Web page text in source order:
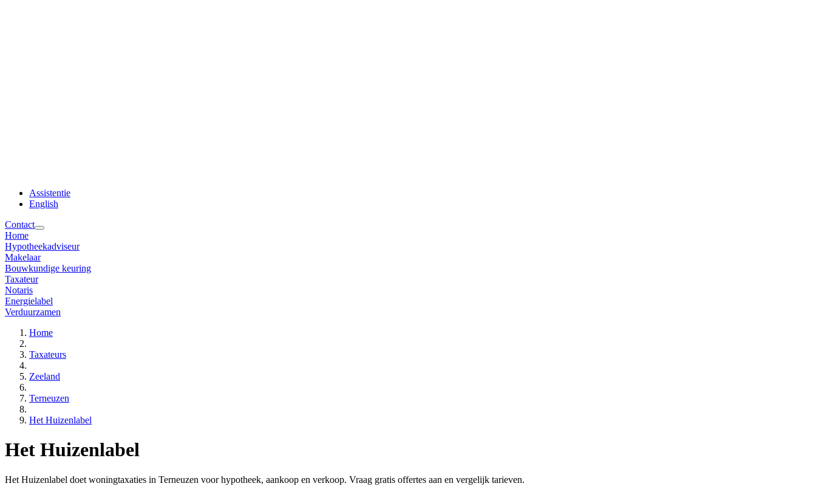
Assistentie
English
Contact
Home
Hypotheekadviseur
Makelaar
Bouwkundige keuring
Taxateur
Notaris
Energielabel
Verduurzamen
Home
Taxateurs
Zeeland
Terneuzen
Het Huizenlabel
Het Huizenlabel
Het Huizenlabel doet woningtaxaties in Terneuzen voor hypotheek, aankoop en verkoop. Vraag gratis offertes aan en vergelijk tarieven.